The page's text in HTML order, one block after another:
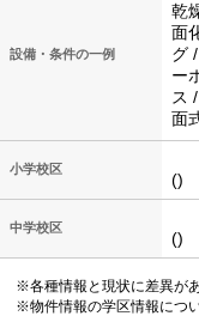
設備・条件の一例
乾
面
グ
ー
ス
面
小学校区
()
中学校区
()
※各種情報と現状に差異が
※物件情報の学区情報につ